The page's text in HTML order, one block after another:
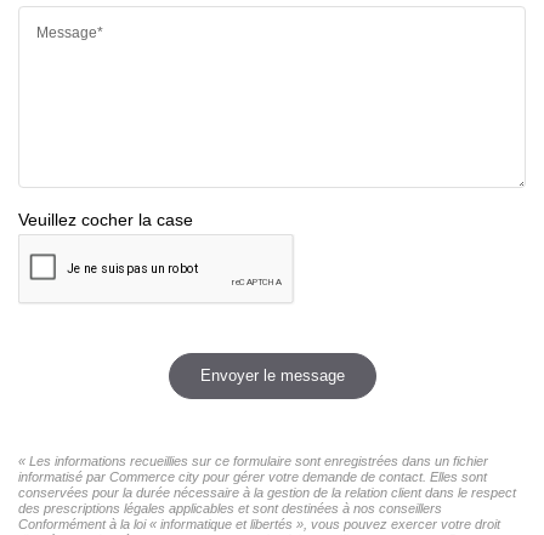
Message*
Veuillez cocher la case
Envoyer le message
« Les informations recueillies sur ce formulaire sont enregistrées dans un fichier
informatisé par Commerce city pour gérer votre demande de contact. Elles sont
conservées pour la durée nécessaire à la gestion de la relation client dans le respect
des prescriptions légales applicables et sont destinées à nos conseillers
Conformément à la loi « informatique et libertés », vous pouvez exercer votre droit